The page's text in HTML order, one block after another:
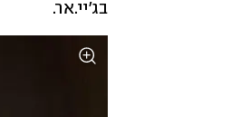
בג'יי.אר.